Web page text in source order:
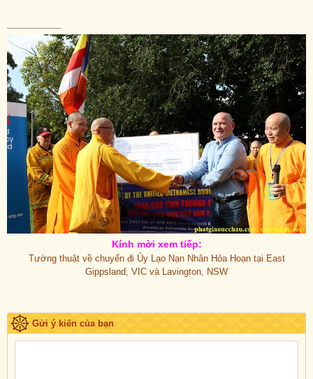
Kính mời xem tiếp:
Tường thuật về chuyến đi Ủy Lạo Nạn Nhân Hỏa Hoạn tại East
Gippsland, VIC và Lavington, NSW
Gửi ý kiến của bạn